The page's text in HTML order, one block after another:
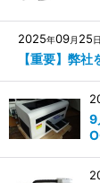
2025年09月 25日
【重要】弊
9